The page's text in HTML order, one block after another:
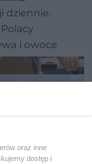
dziennie.
i owoce
oraz inne
dostęp i